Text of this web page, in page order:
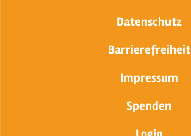
Datenschutz
Barrierefreiheit
Impressum
Spenden